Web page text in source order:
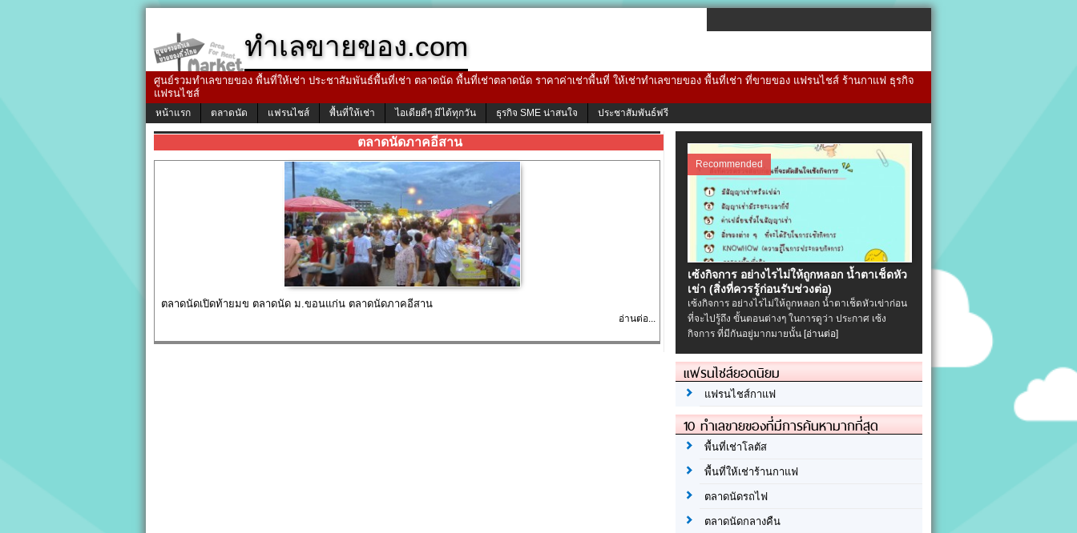
ทำเลขายของ.com
ศูนย์รวมทำเลขายของ พื้นที่ให้เช่า ประชาสัมพันธ์พื้นที่เช่า ตลาดนัด พื้นที่เช่าตลาดนัด ราคาค่าเช่าพื้นที่ ให้เช่าทำเลขายของ พื้นที่เช่า ที่ขายของ แฟรนไชส์ ร้านกาแฟ ธุรกิจ
แฟรนไชส์
หน้าแรก ตลาดนัด แฟรนไชส์ พื้นที่ให้เช่า ไอเดียดีๆ มีได้ทุกวัน ธุรกิจ SME น่าสนใจ ประชาสัมพันธ์ฟรี
ตลาดนัดภาคอีสาน
ตลาดนัดเปิดท้ายมข ตลาดนัด ม.ขอนแก่น ตลาดนัดภาคอีสาน
อ่านต่อ...
Recommended
เซ้งกิจการ อย่างไรไม่ให้ถูกหลอก น้ำตาเช็ดหัว
เข่า (สิ่งที่ควรรู้ก่อนรับช่วงต่อ)
เซ้งกิจการ อย่างไรไม่ให้ถูกหลอก น้ำตาเช็ดหัวเข่าก่อน
ที่จะไปรู้ถึง ขั้นตอนต่างๆ ในการดูว่า ประกาศ เซ้ง
กิจการ ที่มีกันอยู่มากมายนั้น [อ่านต่อ]
แฟรนไชส์ยอดนิยม
แฟรนไชส์กาแฟ
10 ทำเลขายของที่มีการค้นหามากที่สุด
พื้นที่เช่าโลตัส
พื้นที่ให้เช่าร้านกาแฟ
ตลาดนัดรถไฟ
ตลาดนัดกลางคืน